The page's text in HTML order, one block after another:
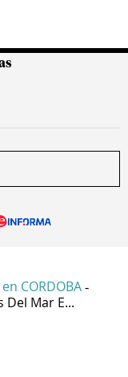
CORDOBA -
Del Mar E...